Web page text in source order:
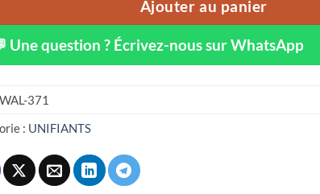
Ajouter au panier
Une question ? Écrivez-nous sur WhatsApp
WAL-371
: UNIFIANTS